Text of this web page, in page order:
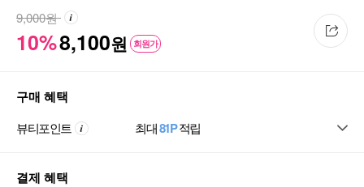
10%8,100원 회원가
9,000원
구매 혜택
뷰티포인트 최대81P적립
결제 혜택